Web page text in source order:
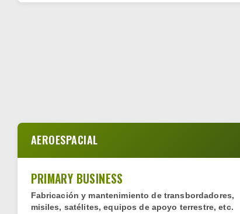
AEROESPACIAL
PRIMARY BUSINESS
Fabricación y mantenimiento de transbordadores,
misiles, satélites, equipos de apoyo terrestre, etc.